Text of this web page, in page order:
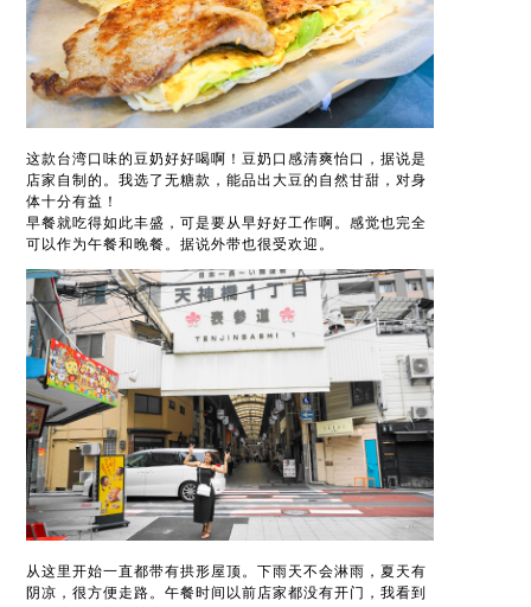
这款台湾口味的豆奶好好喝啊！豆奶口感清爽怡口，据说是
店家自制的。我选了无糖款，能品出大豆的自然甘甜，对身
体十分有益！
早餐就吃得如此丰盛，可是要从早好好工作啊。感觉也完全
可以作为午餐和晚餐。据说外带也很受欢迎。
从这里开始一直都带有拱形屋顶。下雨天不会淋雨，夏天有
阴凉，很方便走路。午餐时间以前店家都没有开门，我看到